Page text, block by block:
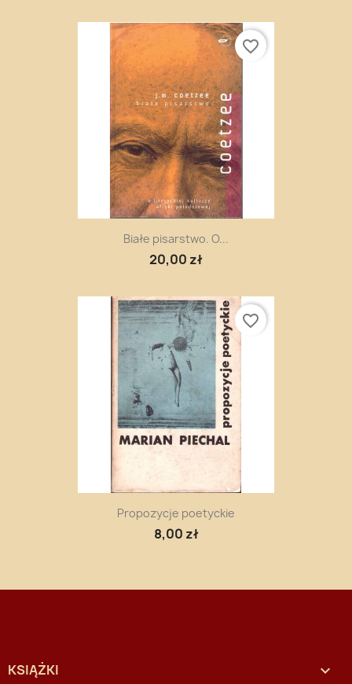
Białe pisarstwo. O...
20,00 zł
favorite_border
Propozycje poetyckie
8,00 zł
favorite_border
KSIĄŻKI 